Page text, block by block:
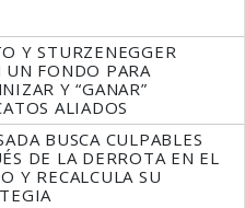
Y STURZENEGGER
UN FONDO PARA
Y “GANAR”
ALIADOS
BUSCA CULPABLES
DE LA DERROTA EN EL
Y RECALCULA SU